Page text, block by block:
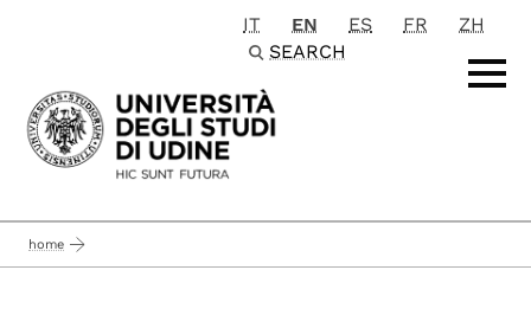
Passa al contenuto principale
IT EN ES FR
ZH
SEARCH
home